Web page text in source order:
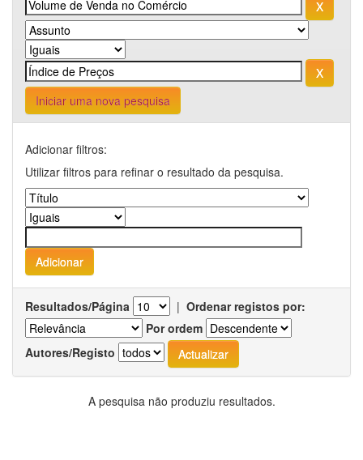
Iniciar uma nova pesquisa
Adicionar filtros:
Utilizar filtros para refinar o resultado da pesquisa.
Resultados/Página | Ordenar registos por:
Por ordem
Autores/Registo
A pesquisa não produziu resultados.